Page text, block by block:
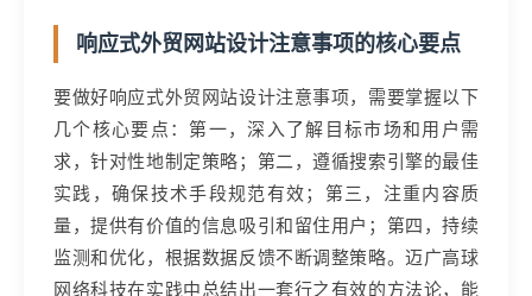
响应式外贸网站设计注意事项的核心要点
要做好响应式外贸网站设计注意事项，需要掌握以下
几个核心要点：第一，深入了解目标市场和用户需
求，针对性地制定策略；第二，遵循搜索引擎的最佳
实践，确保技术手段规范有效；第三，注重内容质
量，提供有价值的信息吸引和留住用户；第四，持续
监测和优化，根据数据反馈不断调整策略。迈广高球
网络科技在实践中总结出一套行之有效的方法论，能